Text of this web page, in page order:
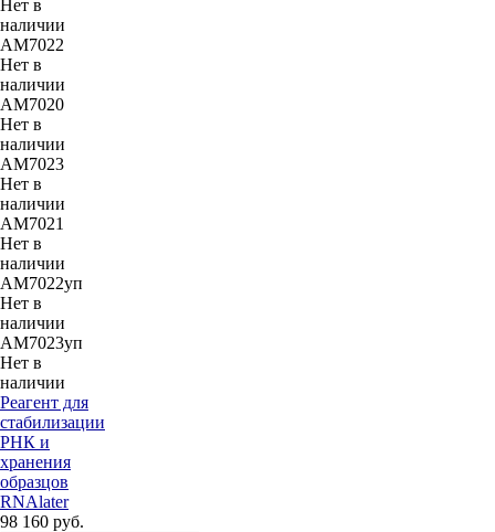
Нет в
наличии
AM7022
Нет в
наличии
AM7020
Нет в
наличии
AM7023
Нет в
наличии
AM7021
Нет в
наличии
AM7022уп
Нет в
наличии
AM7023уп
Нет в
наличии
Реагент для
стабилизации
РНК и
хранения
образцов
RNAlater
98 160 руб.